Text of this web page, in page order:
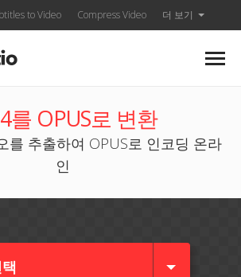
to Video Compress Video 더 보기
를 OPUS로 변환
를 추출하여 OPUS로 인코딩 온라
인